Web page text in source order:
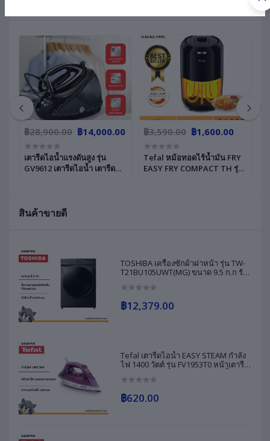
สินค้าขายดี
TOSHIBA เครื่องซักผ้าฝาหน้า รุ่น TW-
T21BU105UWT(MG) ขนาด 9.5 ก.ก รับ
ปี
฿12,379.00
Tefal เตารีดไอน้ำ EASY STEAM กำลัง
ไฟ 1400 วัตต์ รุ่น FV1953T0 หน้าเตารีด
มล. ประกัน 2 ปี ส่งฟรีทั่วไทย
฿620.00
฿28,900.00 ฿14,000.00
เตารีดไอน้ำแรงดันสูง รุ่น
GV9612 เตารีดไอน้ำ เตารีด
฿3,590.00 ฿1,600.00
Tefal หม้อทอดไร้น้ำมัน FRY
EASY FRY COMPACT TH รุ่น